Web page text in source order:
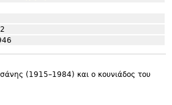
(1915–1984) και ο κουνιάδος του